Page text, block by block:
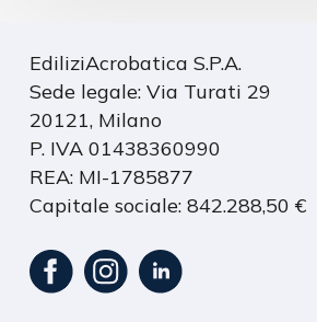
EdiliziAcrobatica S.P.A.
Sede legale: Via Turati 29
20121, Milano
P. IVA 01438360990
REA: MI-1785877
Capitale sociale: 842.288,50 €